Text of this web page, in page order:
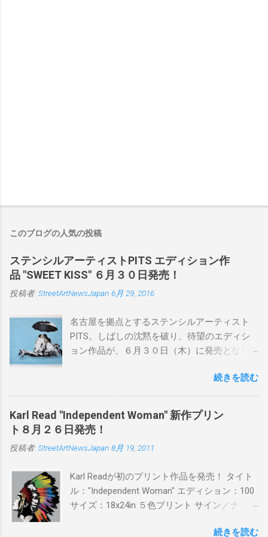
このブログの人気の投稿
ステンシルアーティストPITS エディション作
品 "SWEET KISS" ６月３０日発売！
投稿者: StreetArtNewsJapan 6月 29, 2016
名古屋を拠点とするステンシルアーティスト
PITS。しばしの沈黙を破り、待望のエディシ
ョン作品が、６月３０日（木）に発売となり
品に落とし込むスタイルは今作でも健在。(
PITSの過去記事はこちらから ) 発売日：6月30
日(木)19時 タイトル：SWEET KISS カラー：
BLUE/MINT GREEN/PINK/YELLOW エディショ
ン：各色５ サイズ：800mm × 550mm 価格：
¥16,000(¥17,280) 購入は、 こちら から
続きを読む
Karl Read "Independent Woman" 新作プリン
ト８月２６日発売！
投稿者: StreetArtNewsJapan 8月 19, 2011
Karl Readが初のプリント作品を発売！ タイト
ル："Independent Woman" エディション：100
サイズ：18x24in ５色プリント サイン／ナンバ
ドフィニッシュバージョン（エディション：
続きを読む